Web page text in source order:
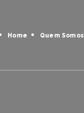
Home Quem Somos